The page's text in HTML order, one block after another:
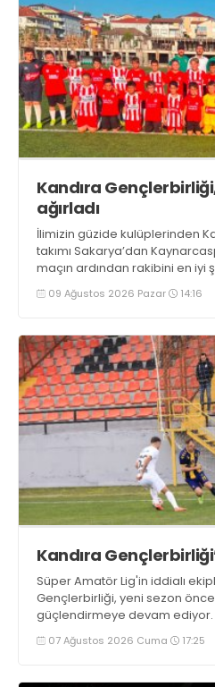
Kandıra
ağırladı
İlimizin güzide kulüplerinden
takımı Sakarya’dan
maçın ardından rakibini en iyi
09 Ağustos 2026 Pazar 14:16
Kandıra
Süper Amatör Lig'in iddialı
Gençlerbirliği, yeni sezon
güçlendirmeye devam ediyor.
07 Ağustos 2026 Cuma 17:25